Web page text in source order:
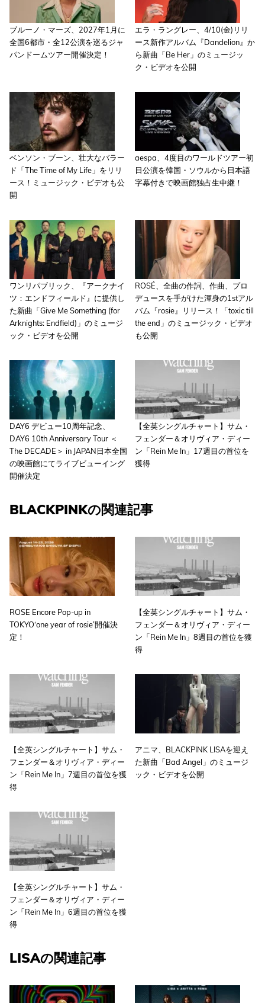
ブルーノ・マーズ、2027年1月に
全国6都市・全12公演を巡るジャ
パンドームツアー開催決定！
エラ・ラングレー、4/10(金)リリ
ース新作アルバム『Dandelion』か
ら新曲「Be Her」のミュージッ
ク・ビデオを公開
ベンソン・ブーン、壮大なバラー
ド「The Time of My Life」をリリ
ース！ミュージック・ビデオも公
開
aespa、4度目のワールドツアー初
日公演を韓国・ソウルから日本語
字幕付きで映画館独占生中継！
ワンリパブリック、『アークナイ
ツ：エンドフィールド』に提供し
た新曲「Give Me Something (for
Arknights: Endfield)」のミュージ
ック・ビデオを公開
ROSÉ、全曲の作詞、作曲、プロ
デュースを手がけた渾身の1stアル
バム『rosie』リリース！「toxic till
the end」のミュージック・ビデオ
も公開
DAY6 デビュー10周年記念、
DAY6 10th Anniversary Tour ＜
The DECADE＞ in JAPAN日本全国
の映画館にてライブビューイング
開催決定
【全英シングルチャート】サム・
フェンダー＆オリヴィア・ディー
ン「Rein Me In」17週目の首位を
獲得
BLACKPINKの関連記事
ROSE Encore Pop-up in
TOKYO‘one year of rosie’開催決
定！
【全英シングルチャート】サム・
フェンダー＆オリヴィア・ディー
ン「Rein Me In」8週目の首位を獲
得
【全英シングルチャート】サム・
フェンダー＆オリヴィア・ディー
ン「Rein Me In」7週目の首位を獲
得
アニマ、BLACKPINK LISAを迎え
た新曲「Bad Angel」のミュージ
ック・ビデオを公開
【全英シングルチャート】サム・
フェンダー＆オリヴィア・ディー
ン「Rein Me In」6週目の首位を獲
得
LISAの関連記事